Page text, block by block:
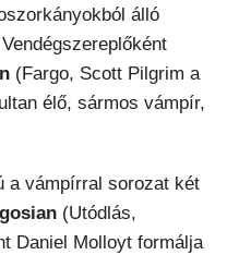
álló
(Fargo, Scott Pilgrim a
élő, sármos vámpír,
a vámpírral sorozat két
(Utódlás,
Daniel Molloyt formálja